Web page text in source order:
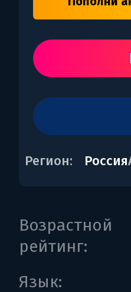
Регион: Россия
Возрастной
рейтинг:
Язык: